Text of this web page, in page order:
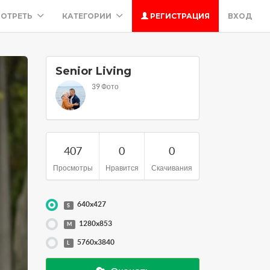
КАТЕГОРИИ РЕГИСТРАЦИЯ ВХОД
Senior Living
39 Фото
407
Просмотры
0
Нравится
0
Скачивания
S 640x427
M 1280x853
L 5760x3840